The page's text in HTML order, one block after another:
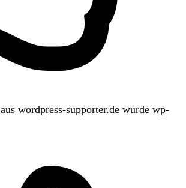
aus wordpress-supporter.de wurde wp-